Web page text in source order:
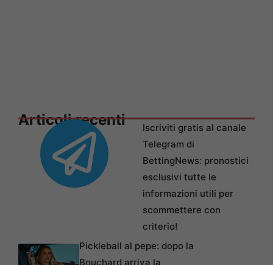
Articoli recenti
Iscriviti gratis al canale
Telegram di
BettingNews: pronostici
esclusivi tutte le
informazioni utili per
scommettere con
criterio!
Pickleball al pepe: dopo la
Bouchard arriva la